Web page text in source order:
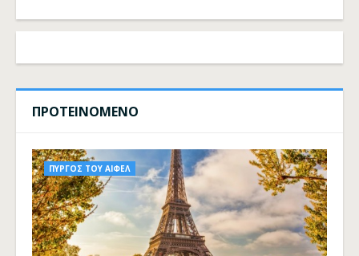
ΠΡΟΤΕΙΝΟΜΕΝΟ
ΠΥΡΓΟΣ ΤΟΥ ΑΙΦΕΛ